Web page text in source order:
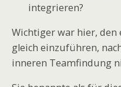
integrieren?
Wichtiger war hier,
gleich einzuführen,
inneren Teamfindung